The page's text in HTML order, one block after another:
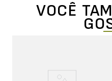
VOCÊ